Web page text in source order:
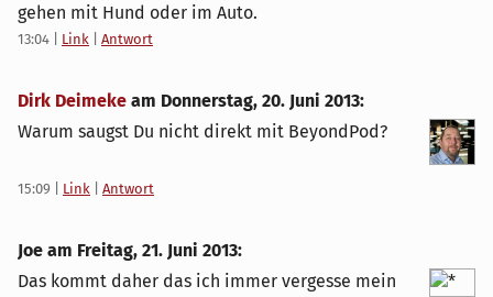
gehen mit Hund oder im Auto.
13:04 Link Antwort
Dirk Deimeke am Donnerstag, 20. Juni 2013:
Warum saugst Du nicht direkt mit BeyondPod?
15:09 Link Antwort
Joe am Freitag, 21. Juni 2013:
Das kommt daher das ich immer vergesse mein